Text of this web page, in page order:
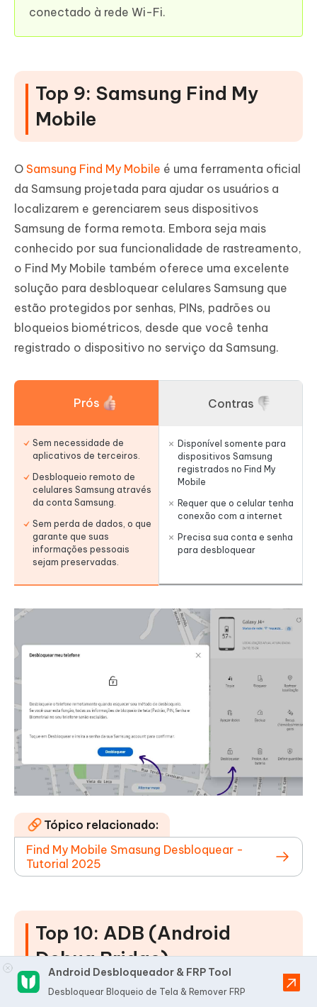
conectado à rede Wi-Fi.
Top 9: Samsung Find My
Mobile
O Samsung Find My Mobile é uma ferramenta oficial
da Samsung projetada para ajudar os usuários a
localizarem e gerenciarem seus dispositivos
Samsung de forma remota. Embora seja mais
conhecido por sua funcionalidade de rastreamento,
o Find My Mobile também oferece uma excelente
solução para desbloquear celulares Samsung que
estão protegidos por senhas, PINs, padrões ou
bloqueios biométricos, desde que você tenha
registrado o dispositivo no serviço da Samsung.
Prós
Sem necessidade de
aplicativos de terceiros.
Desbloqueio remoto de
celulares Samsung através
da conta Samsung.
Sem perda de dados, o que
garante que suas
informações pessoais
sejam preservadas.
Contras
Disponível somente para
dispositivos Samsung
registrados no Find My
Mobile
Requer que o celular tenha
conexão com a internet
Precisa sua conta e senha
para desbloquear
Tópico relacionado:
Find My Mobile Smasung Desbloquear -
Tutorial 2025
Top 10: ADB (Android
Debug Bridge)
Android Desbloqueador & FRP Tool
Desbloquear Bloqueio de Tela & Remover FRP